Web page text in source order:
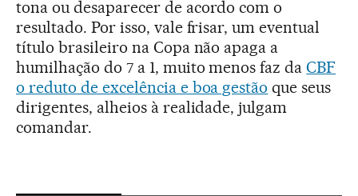
tona ou desaparecer de acordo com o
resultado. Por isso, vale frisar, um eventual
título brasileiro na Copa não apaga a
humilhação do 7 a 1, muito menos faz daCBF
o reduto de excelência e boa gestão que seus
dirigentes, alheios à realidade, julgam
comandar.